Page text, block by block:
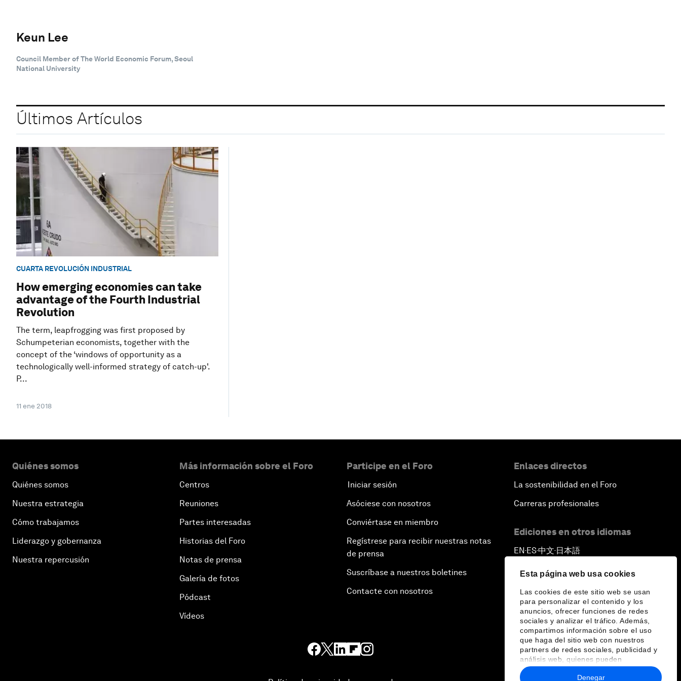
Esta página web usa cookies
Las cookies de este sitio web se usan
para personalizar el contenido y los
anuncios, ofrecer funciones de redes
sociales y analizar el tráfico. Además,
compartimos información sobre el uso
que haga del sitio web con nuestros
partners de redes sociales, publicidad y
análisis web, quienes pueden
combinarla con otra información que les
haya proporcionado o que hayan
Denegar
Keun Lee
Council Member of The World Economic Forum, Seoul
National University
Últimos Artículos
CUARTA REVOLUCIÓN INDUSTRIAL
How emerging economies can take
advantage of the Fourth Industrial
Revolution
The term, leapfrogging was first proposed by
Schumpeterian economists, together with the
concept of the ‘windows of opportunity as a
technologically well-informed strategy of catch-up'.
P...
11 ene 2018
Quiénes somos
Quiénes somos
Nuestra estrategia
Cómo trabajamos
Liderazgo y gobernanza
Nuestra repercusión
Más información sobre el Foro
Centros
Reuniones
Partes interesadas
Historias del Foro
Notas de prensa
Galería de fotos
Pódcast
Vídeos
Participe en el Foro
Iniciar sesión
Asóciese con nosotros
Conviértase en miembro
Regístrese para recibir nuestras notas
de prensa
Suscríbase a nuestros boletines
Contacte con nosotros
Enlaces directos
La sostenibilidad en el Foro
Carreras profesionales
Ediciones en otros idiomas
EN ▪ ES▪中文▪ 日本語